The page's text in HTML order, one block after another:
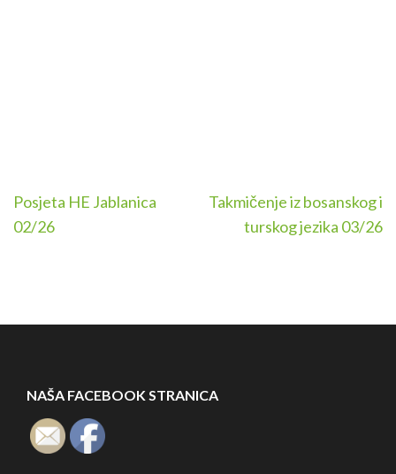
Navigacija
članaka
Posjeta HE Jablanica
02/26
Takmičenje iz bosanskog i
turskog jezika 03/26
NAŠA FACEBOOK STRANICA